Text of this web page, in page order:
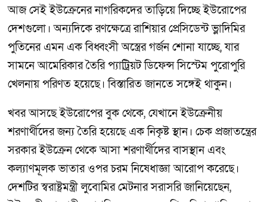
আজ সেই ইউক্রেনের নাগরিকদের তাড়িয়ে দিচ্ছে ইউরোপের
দেশগুলো। অন্যদিকে রণক্ষেত্রে রাশিয়ার প্রেসিডেন্ট ভ্লাদিমির
পুতিনের এমন এক বিধ্বংসী অস্ত্রের গর্জন শোনা যাচ্ছে, যার
সামনে আমেরিকার তৈরি প্যাট্রিয়ট ডিফেন্স সিস্টেম পুরোপুরি
খেলনায় পরিণত হয়েছে। বিস্তারিত জানতে সঙ্গেই থাকুন।
খবর আসছে ইউরোপের বুক থেকে, যেখানে ইউক্রেনীয়
শরণার্থীদের জন্য তৈরি হয়েছে এক নিকৃষ্ট স্থান। চেক প্রজাতন্ত্রের
সরকার ইউক্রেন থেকে আসা শরণার্থীদের বাসস্থান এবং
কল্যাণমূলক ভাতার ওপর চরম নিষেধাজ্ঞা আরোপ করেছে।
দেশটির স্বরাষ্ট্রমন্ত্রী লুবোমির মেটনার সরাসরি জানিয়েছেন,